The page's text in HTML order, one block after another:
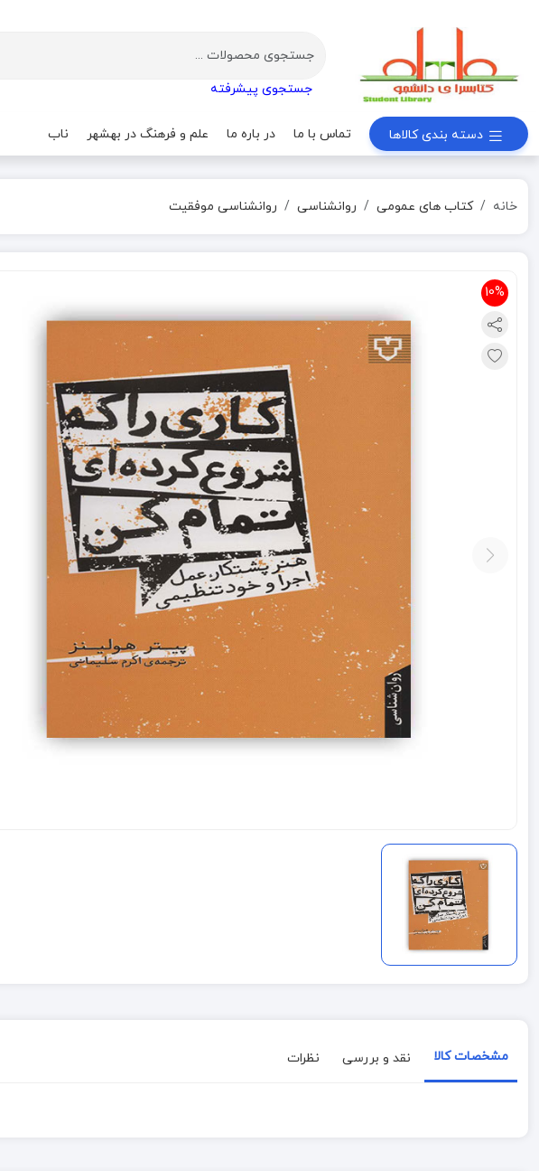
جستجوی پیشرفته
دسته بندی کالاها تماس با ما در باره ما علم و فرهنگ در بهشهر ناب
خانه کتاب های عمومی روانشناسی روانشناسی موفقیت
10%
مشخصات کالا نقد و بررسی نظرات